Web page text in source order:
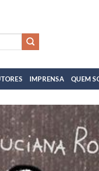
IMPRENSA QUEM